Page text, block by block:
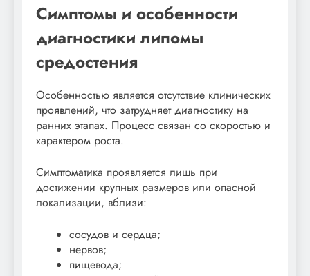
Симптомы и особенности
диагностики липомы
средостения
Особенностью является отсутствие клинических
проявлений, что затрудняет диагностику на
ранних этапах. Процесс связан со скоростью и
характером роста.
Симптоматика проявляется лишь при
достижении крупных размеров или опасной
локализации, вблизи:
сосудов и сердца;
нервов;
пищевода;